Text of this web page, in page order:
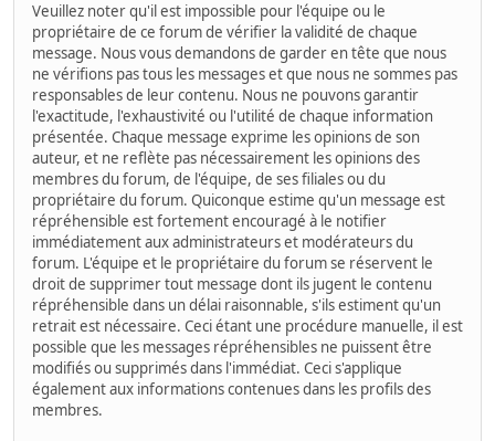
Veuillez noter qu'il est impossible pour l'équipe ou le
propriétaire de ce forum de vérifier la validité de chaque
message. Nous vous demandons de garder en tête que nous
ne vérifions pas tous les messages et que nous ne sommes pas
responsables de leur contenu. Nous ne pouvons garantir
l'exactitude, l'exhaustivité ou l'utilité de chaque information
présentée. Chaque message exprime les opinions de son
auteur, et ne reflète pas nécessairement les opinions des
membres du forum, de l'équipe, de ses filiales ou du
propriétaire du forum. Quiconque estime qu'un message est
répréhensible est fortement encouragé à le notifier
immédiatement aux administrateurs et modérateurs du
forum. L'équipe et le propriétaire du forum se réservent le
droit de supprimer tout message dont ils jugent le contenu
répréhensible dans un délai raisonnable, s'ils estiment qu'un
retrait est nécessaire. Ceci étant une procédure manuelle, il est
possible que les messages répréhensibles ne puissent être
modifiés ou supprimés dans l'immédiat. Ceci s'applique
également aux informations contenues dans les profils des
membres.